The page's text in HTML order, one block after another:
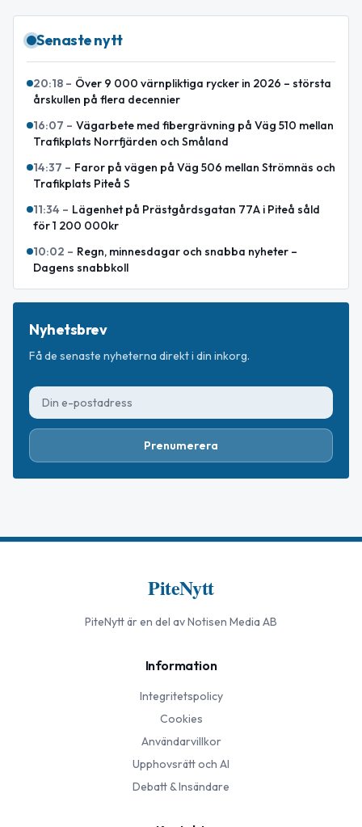
Senaste nytt
20:18 – Över 9 000 värnpliktiga rycker in 2026 – största
årskullen på flera decennier
16:07 – Vägarbete med fibergrävning på Väg 510 mellan
Trafikplats Norrfjärden och Småland
14:37 – Faror på vägen på Väg 506 mellan Strömnäs och
Trafikplats Piteå S
11:34 – Lägenhet på Prästgårdsgatan 77A i Piteå såld
för 1 200 000kr
10:02 – Regn, minnesdagar och snabba nyheter –
Dagens snabbkoll
Nyhetsbrev
Få de senaste nyheterna direkt i din inkorg.
Prenumerera
PiteNytt
PiteNyttär en del av Notisen Media AB
Information
Integritetspolicy
Cookies
Användarvillkor
Upphovsrätt och AI
Debatt & Insändare